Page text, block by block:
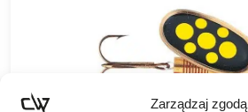
Zarządzaj zgodą